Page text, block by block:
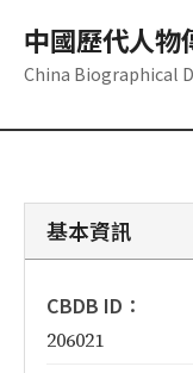
中國歷代人物
China Biographical
基本資訊
CBDB ID：
206021